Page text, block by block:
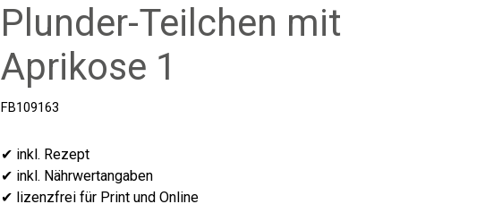
Plunder-Teilchen mit
Aprikose 1
FB109163
✔ inkl. Rezept
✔ inkl. Nährwertangaben
✔ lizenzfrei für Print und Online